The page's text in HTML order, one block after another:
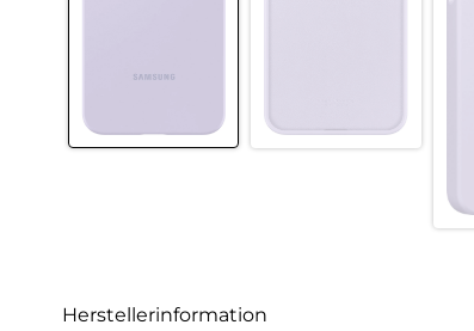
Herstellerinformation